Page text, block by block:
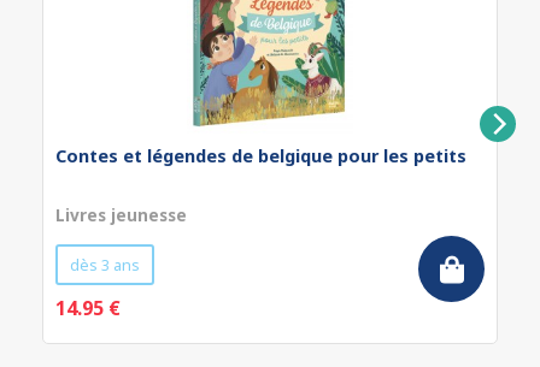
Contes et légendes de belgique pour les petits
Livres jeunesse
dès 3 ans
14.95 €